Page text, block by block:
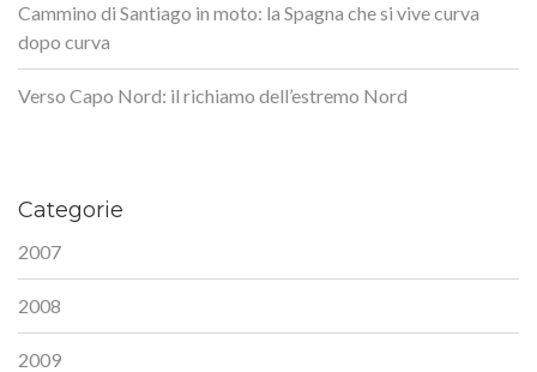
Cammino di Santiago in moto: la Spagna che si vive curva
dopo curva
Verso Capo Nord: il richiamo dell’estremo Nord
Categorie
2007
2008
2009